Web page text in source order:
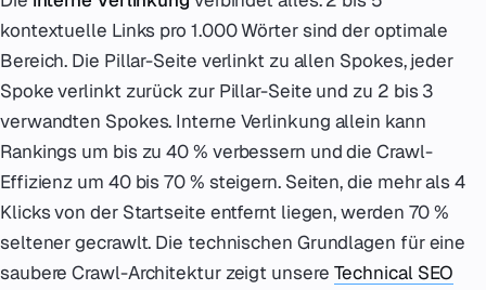
kontextuelle Links pro 1.000 Wörter sind der optimale
Bereich. Die Pillar-Seite verlinkt zu allen Spokes, jeder
Spoke verlinkt zurück zur Pillar-Seite und zu 2 bis 3
verwandten Spokes. Interne Verlinkung allein kann
Rankings um bis zu 40 % verbessern und die Crawl-
Effizienz um 40 bis 70 % steigern. Seiten, die mehr als 4
Klicks von der Startseite entfernt liegen, werden 70 %
seltener gecrawlt. Die technischen Grundlagen für eine
saubere Crawl-Architektur zeigt unsere Technical SEO